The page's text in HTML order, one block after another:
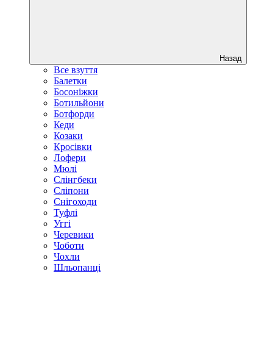
Назад
Все взуття
Балетки
Босоніжки
Ботильйони
Ботфорди
Кеди
Козаки
Кросівки
Лофери
Мюлі
Слінгбеки
Сліпони
Снігоходи
Туфлі
Уггі
Черевики
Чоботи
Чохли
Шльопанці